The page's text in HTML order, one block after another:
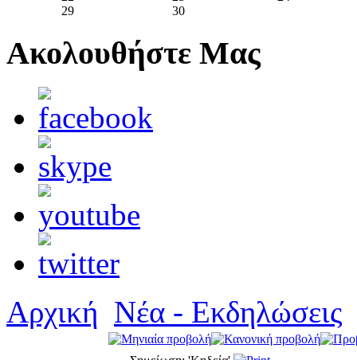
29
30
Ακολουθήστε Μας
Αρχική Νέα - Εκδηλώσεις